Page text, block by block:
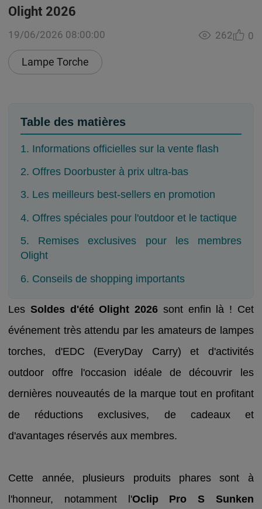
Olight 2026
19/06/2026 08:00:00
Lampe Torche
262 0
Table des matières
1. Informations officielles sur la vente flash
2. Offres Doorbuster à prix ultra-bas
3. Les meilleurs best-sellers en promotion
4. Offres spéciales pour l'outdoor et le tactique
5. Remises exclusives pour les membres
Olight
6. Conseils de shopping importants
LesSoldes d'été Olight 2026 sont enfin là ! Cet
événement très attendu par les amateurs de lampes
torches, d'EDC (EveryDay Carry) et d'activités
outdoor offre l'occasion idéale de découvrir les
dernières nouveautés de la marque tout en profitant
de réductions exclusives, de cadeaux et
d'avantages réservés aux membres.
Cette année, plusieurs produits phares sont à
l'honneur, notamment l'Oclip Pro S Sunken